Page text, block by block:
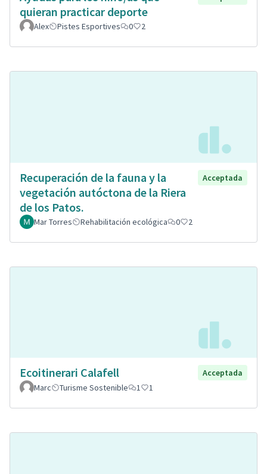
quieran practicar deporte
Alex Pistes Esportives 0 2
Recuperación de la fauna y la
vegetación autóctona de la Riera
de los Patos.
Acceptada
Mar Torres Rehabilitación ecológica 0 2
Ecoitinerari Calafell
Acceptada
Marc
Turisme Sostenible 1 1